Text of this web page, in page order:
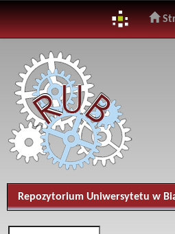
navigation
Repozytorium Uniwersytetu w